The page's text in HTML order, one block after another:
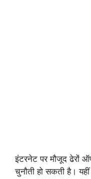
इंटरनेट पर मौजूद ढेरों
चुनौती हो सकती है।